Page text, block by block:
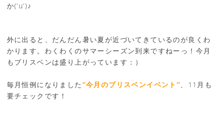
か(‘u‘)♪
外に出ると、だんだん暑い夏が近づいてきているのが良くわ
かります。わくわくのサマーシーズン到来ですねーっ！今月
もブリスベンは盛り上がっています：）
毎月恒例になりました ”今月のブリスベンイベント”、11月も
要チェックです！